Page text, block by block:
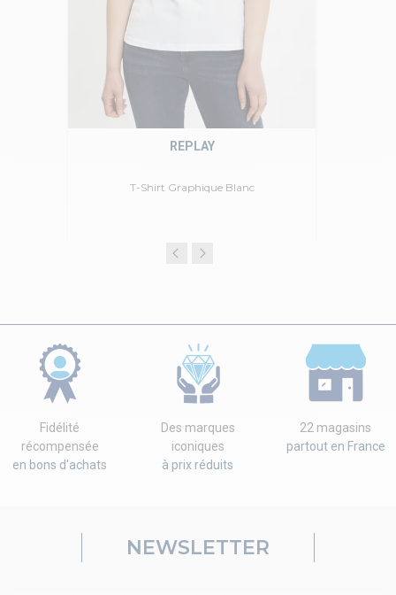
T-Shirt Graphique Blanc
REPLAY
Fidélité
récompensée
en bons d'achats
Des marques
iconiques
à prix réduits
22 magasins
partout en France
NEWSLETTER